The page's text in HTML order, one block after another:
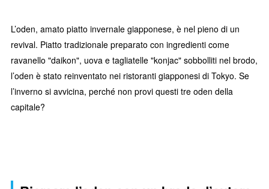
L’oden, amato piatto invernale giapponese, è nel pieno di un
revival. Piatto tradizionale preparato con ingredienti come
ravanello "daikon", uova e tagliatelle "konjac" sobbolliti nel brodo,
l’oden è stato reinventato nei ristoranti giapponesi di Tokyo. Se
l’inverno si avvicina, perché non provi questi tre oden della
capitale?